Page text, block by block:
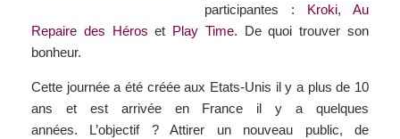
participantes : Kroki,Au
Repaire des Héros et Play Time. De quoi trouver son
bonheur.
Cette journée a été créée aux Etats-Unis il y a plus de 10
ans et est arrivée en France il y a quelques
années. L’objectif ? Attirer un nouveau public, de